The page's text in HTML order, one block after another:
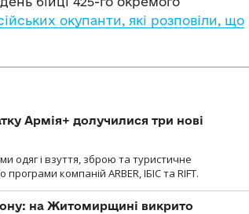
окупанти, які розповіли, що
Армія+ долучилися три нові
одяг і взуття, зброю та туристичне
компаній ARBER, ІБІС та RIFT.
на Житомирщині викрито